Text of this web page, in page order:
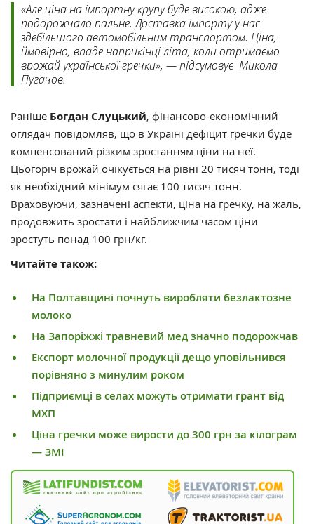
«Але ціна на імпортну крупу буде високою, адже
подорожчало пальне. Доставка імпорту у нас
здебільшого автомобільним транспортом. Ціна,
ймовірно, впаде наприкінці літа, коли отримаємо
врожай української гречки», — підсумовує Микола
Пугачов.
Раніше Богдан Слуцький, фінансово-економічний
оглядач повідомляв, що в Україні дефіцит гречки буде
компенсований різким зростанням ціни на неї.
Цьогоріч врожай очікується на рівні 20 тисяч тонн, тоді
як необхідний мінімум сягає 100 тисяч тонн.
Враховуючи, зазначені аспекти, ціна на гречку, на жаль,
продовжить зростати і найближчим часом ціни
зростуть понад 100 грн/кг.
Читайте також:
На Полтавщині почнуть виробляти безлактозне
молоко
На Запоріжжі травневий мед значно подорожчав
Експорт молочної продукції дещо уповільнився
порівняно з минулим роком
Підприємці в селах можуть отримати грант від
МХП
Ціна гречки може вирости до 300 грн за кілограм
— ЗМІ